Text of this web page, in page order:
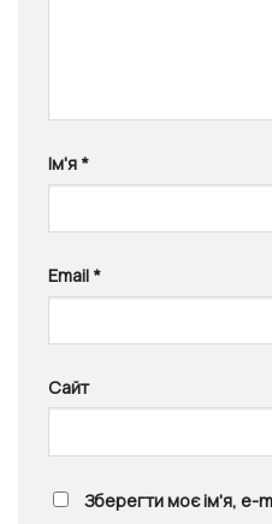
Ім'я *
Email *
Сайт
Зберегти моє ім'я, e-